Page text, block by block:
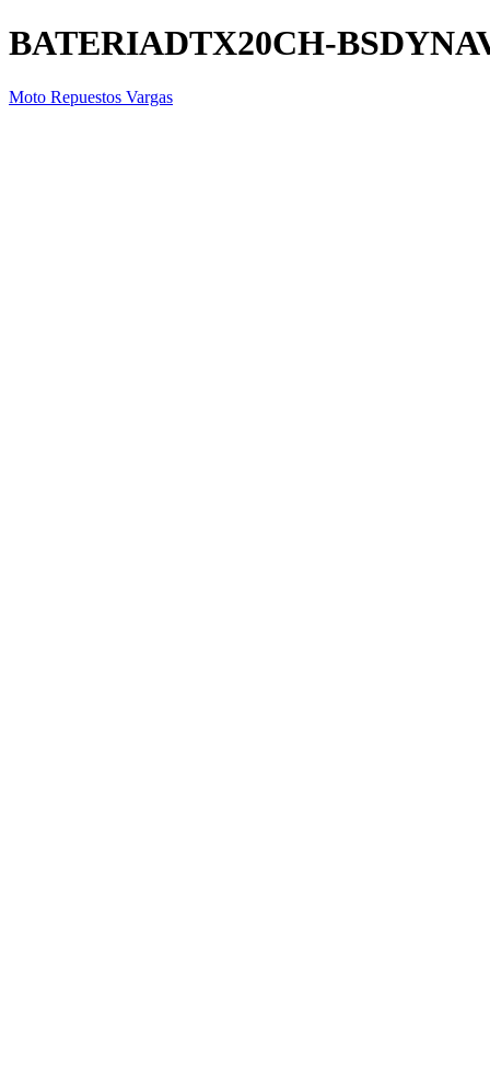
BATERIADTX20CH-
Moto Repuestos Vargas